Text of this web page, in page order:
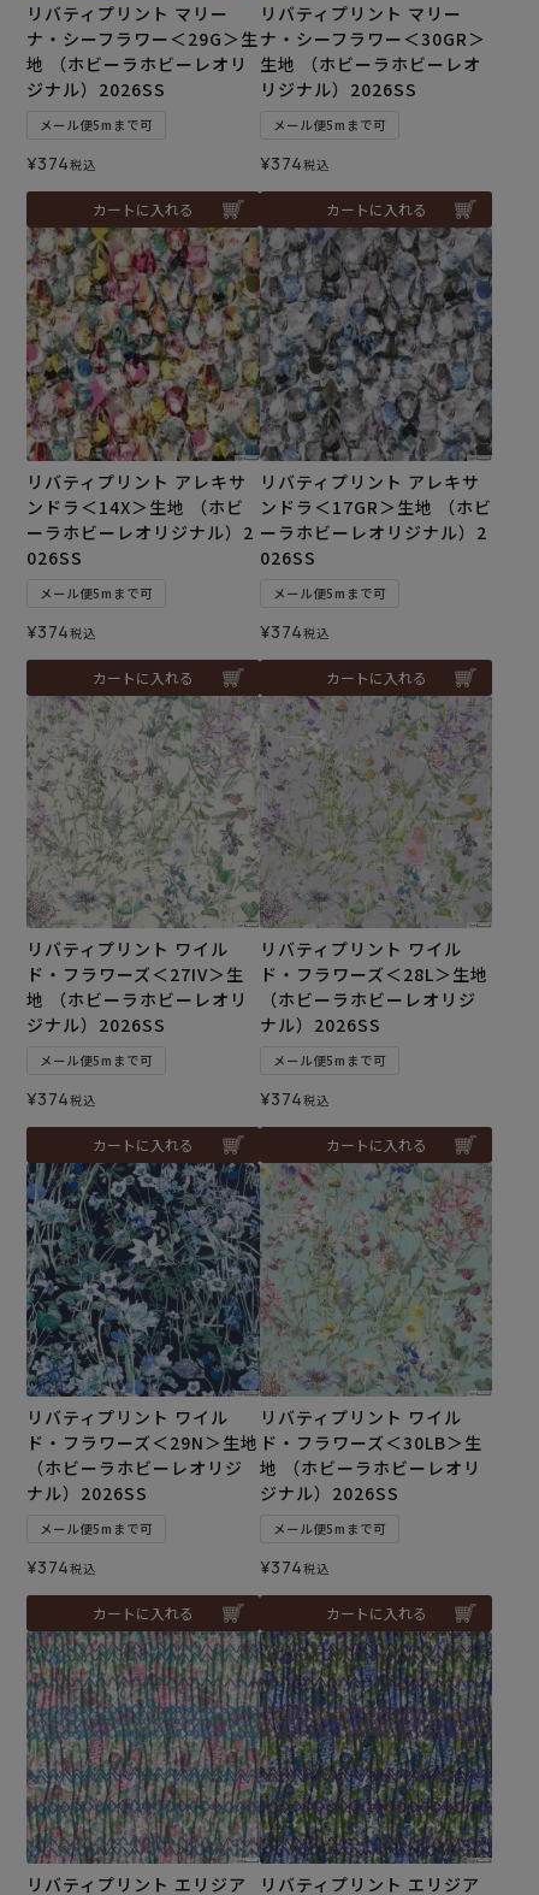
リバティプリント マリー
ナ・シーフラワー＜29G＞生
地 （ホビーラホビーレオリ
ジナル）2026SS
メール便5mまで可
¥374税込
カートに入れる
リバティプリント マリー
ナ・シーフラワー＜30GR＞
生地 （ホビーラホビーレオ
リジナル）2026SS
メール便5mまで可
¥374税込
カートに入れる
リバティプリント アレキサ
ンドラ＜14X＞生地 （ホビ
ーラホビーレオリジナル）2
026SS
メール便5mまで可
¥374税込
カートに入れる
リバティプリント アレキサ
ンドラ＜17GR＞生地 （ホビ
ーラホビーレオリジナル）2
026SS
メール便5mまで可
¥374税込
カートに入れる
リバティプリント ワイル
ド・フラワーズ＜27IV＞生
地 （ホビーラホビーレオリ
ジナル）2026SS
メール便5mまで可
¥374税込
カートに入れる
リバティプリント ワイル
ド・フラワーズ＜28L＞生地
（ホビーラホビーレオリジ
ナル）2026SS
メール便5mまで可
¥374税込
カートに入れる
リバティプリント ワイル
ド・フラワーズ＜29N＞生地
（ホビーラホビーレオリジ
ナル）2026SS
メール便5mまで可
¥374税込
カートに入れる
リバティプリント ワイル
ド・フラワーズ＜30LB＞生
地 （ホビーラホビーレオリ
ジナル）2026SS
メール便5mまで可
¥374税込
カートに入れる
リバティプリント エリジア リバティプリント エリジア